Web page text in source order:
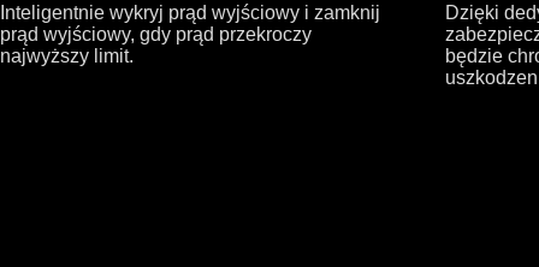
Inteligentnie wykryj prąd wyjściowy i zamknij
prąd wyjściowy, gdy prąd przekroczy
najwyższy limit.
Dzięki
będzie